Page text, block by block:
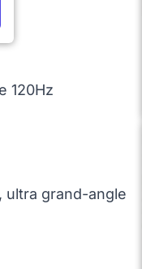
120Hz
ultra grand-angle